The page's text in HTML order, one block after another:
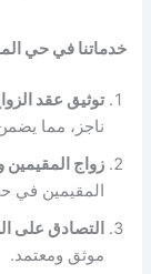
خدماتنا في حي
توثيق عقد
ناجز، مما
زواج المقيمين
المقيمين في
التصادق على
موثق ومعتمد.